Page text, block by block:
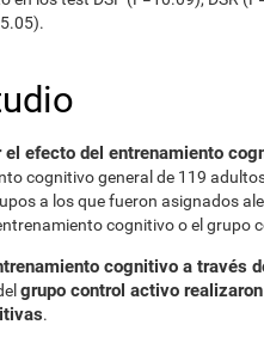
efecto del entrenamiento
cognitivo general de 119
a los que fueron asignados
cognitivo o el grupo
cognitivo a través
grupo control activo
.